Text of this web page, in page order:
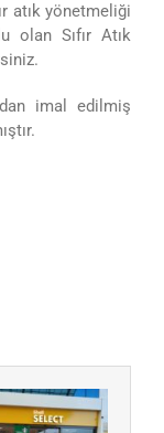
atık yönetmeliği
olan Sıfır Atık
imal edilmiş